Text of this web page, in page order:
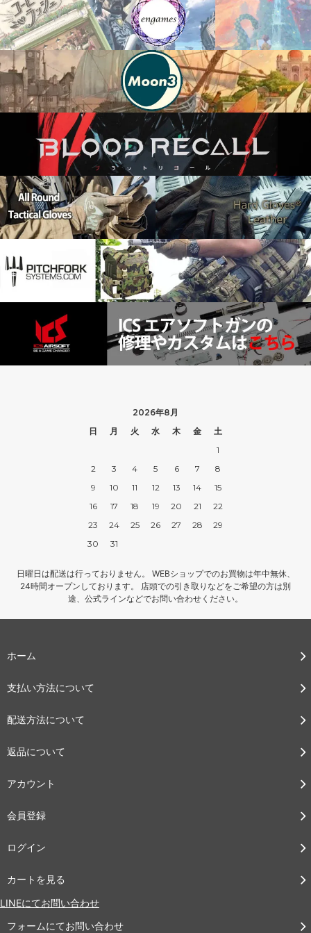
2026年8月
日
月 火 水 木 金
土
1
2
3 4 5 6 7
8
9
10 11 12 13 14
15
16
17 18 19 20 21
22
23
24 25 26 27 28
29
30
31
日曜日は配送は行っておりません。 WEBショップでのお買物は年中無休、
24時間オープンしております。 店頭での引き取りなどをご希望の方は別
途、公式ラインなどでお問い合わせください。
ホーム
支払い方法について
配送方法について
返品について
アカウント
会員登録
ログイン
カートを見る
LINEにてお問い合わせ
フォームにてお問い合わせ